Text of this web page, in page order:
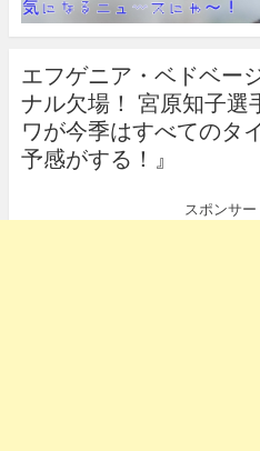
エフゲニア・ベドベー
ナル欠場！ 宮原知子選
ワが今季はすべてのタ
予感がする！』
スポンサ